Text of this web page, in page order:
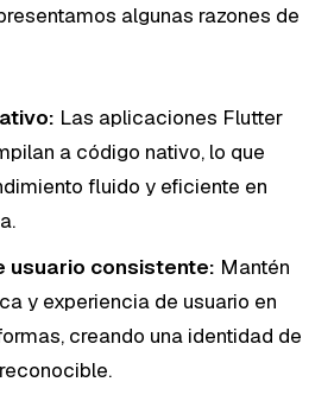
algunas razones de
Las aplicaciones Flutter
a código nativo, lo que
fluido y eficiente en
usuario consistente: Mantén
y experiencia de usuario en
creando una identidad de